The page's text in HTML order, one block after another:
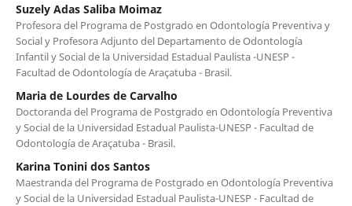
Suzely Adas Saliba Moimaz
Profesora del Programa de Postgrado en Odontología Preventiva y
Social y Profesora Adjunto del Departamento de Odontología
Infantil y Social de la Universidad Estadual Paulista -UNESP -
Facultad de Odontología de Araçatuba - Brasil.
Maria de Lourdes de Carvalho
Doctoranda del Programa de Postgrado en Odontología Preventiva
y Social de la Universidad Estadual Paulista-UNESP - Facultad de
Odontología de Araçatuba - Brasil.
Karina Tonini dos Santos
Maestranda del Programa de Postgrado en Odontología Preventiva
y Social de la Universidad Estadual Paulista-UNESP - Facultad de